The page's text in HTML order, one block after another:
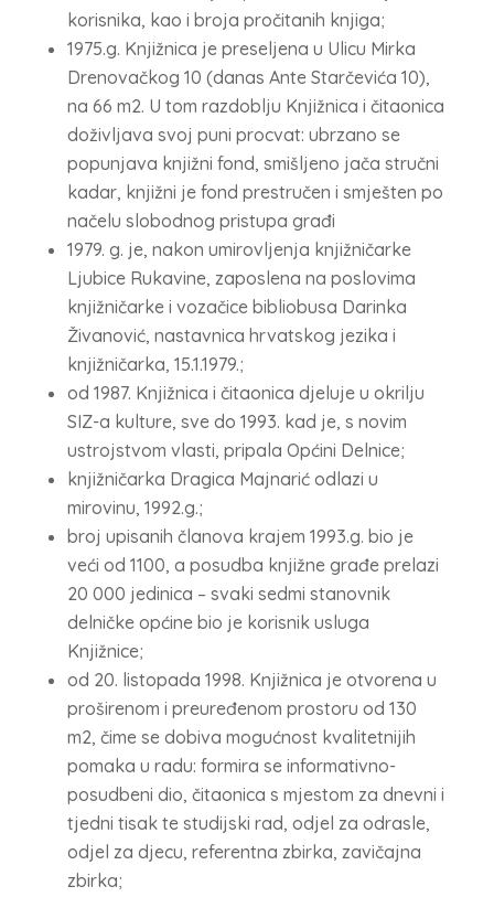
korisnika, kao i broja pročitanih knjiga;
1975.g. Knjižnica je preseljena u Ulicu Mirka
Drenovačkog 10 (danas Ante Starčevića 10),
na 66 m2. U tom razdoblju Knjižnica i čitaonica
doživljava svoj puni procvat: ubrzano se
popunjava knjižni fond, smišljeno jača stručni
kadar, knjižni je fond prestručen i smješten po
načelu slobodnog pristupa građi
1979. g. je, nakon umirovljenja knjižničarke
Ljubice Rukavine, zaposlena na poslovima
knjižničarke i vozačice bibliobusa Darinka
Živanović, nastavnica hrvatskog jezika i
knjižničarka, 15.1.1979.;
od 1987. Knjižnica i čitaonica djeluje u okrilju
SIZ-a kulture, sve do 1993. kad je, s novim
ustrojstvom vlasti, pripala Općini Delnice;
knjižničarka Dragica Majnarić odlazi u
mirovinu, 1992.g.;
broj upisanih članova krajem 1993.g. bio je
veći od 1100, a posudba knjižne građe prelazi
20 000 jedinica – svaki sedmi stanovnik
delničke općine bio je korisnik usluga
Knjižnice;
od 20. listopada 1998. Knjižnica je otvorena u
proširenom i preuređenom prostoru od 130
m2, čime se dobiva mogućnost kvalitetnijih
pomaka u radu: formira se informativno-
posudbeni dio, čitaonica s mjestom za dnevni i
tjedni tisak te studijski rad, odjel za odrasle,
odjel za djecu, referentna zbirka, zavičajna
zbirka;